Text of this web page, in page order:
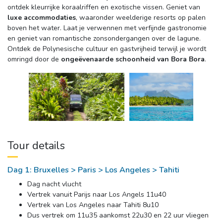
ontdek kleurrijke koraalriffen en exotische vissen. Geniet van
luxe accommodaties, waaronder weelderige resorts op palen
boven het water. Laat je verwennen met verfijnde gastronomie
en geniet van romantische zonsondergangen over de lagune.
Ontdek de Polynesische cultuur en gastvrijheid terwijl je wordt
omringd door de ongeëvenaarde schoonheid van Bora Bora.
Tour details
Dag 1: Bruxelles > Paris > Los Angeles > Tahiti
Dag nacht vlucht
Vertrek vanuit Parijs naar Los Angels 11u40
Vertrek van Los Angeles naar Tahiti 8u10
Dus vertrek om 11u35 aankomst 22u30 en 22 uur vliegen